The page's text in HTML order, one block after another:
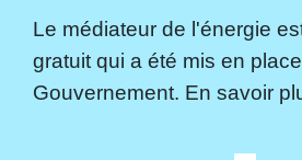
Le médiateur de l'énergie
gratuit qui a été mis en
Gouvernement. En savoir